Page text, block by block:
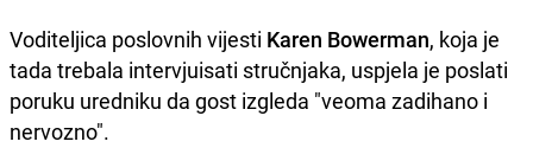
Voditeljica poslovnih vijesti Karen Bowerman, koja je
tada trebala intervjuisati stručnjaka, uspjela je poslati
poruku uredniku da gost izgleda "veoma zadihano i
nervozno".